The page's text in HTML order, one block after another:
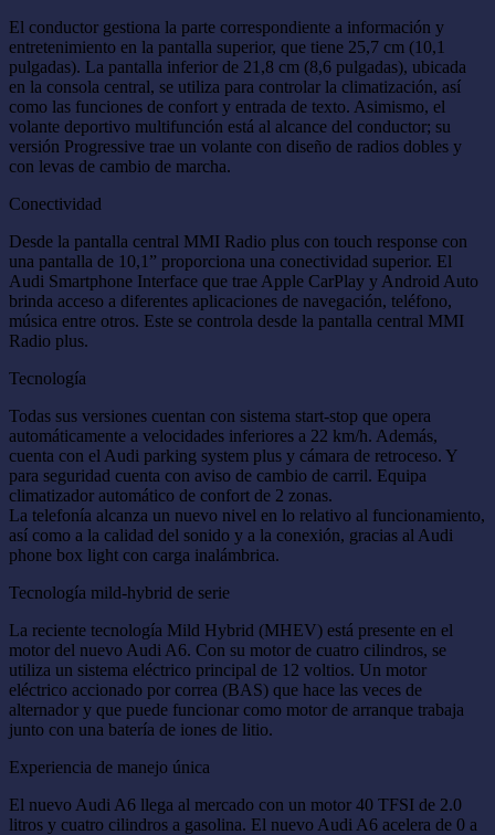
El conductor gestiona la parte correspondiente a información y
entretenimiento en la pantalla superior, que tiene 25,7 cm (10,1
pulgadas). La pantalla inferior de 21,8 cm (8,6 pulgadas), ubicada
en la consola central, se utiliza para controlar la climatización, así
como las funciones de confort y entrada de texto. Asimismo, el
volante deportivo multifunción está al alcance del conductor; su
versión Progressive trae un volante con diseño de radios dobles y
con levas de cambio de marcha.
Conectividad
Desde la pantalla central MMI Radio plus con touch response con
una pantalla de 10,1” proporciona una conectividad superior. El
Audi Smartphone Interface que trae Apple CarPlay y Android Auto
brinda acceso a diferentes aplicaciones de navegación, teléfono,
música entre otros. Este se controla desde la pantalla central MMI
Radio plus.
Tecnología
Todas sus versiones cuentan con sistema start-stop que opera
automáticamente a velocidades inferiores a 22 km/h. Además,
cuenta con el Audi parking system plus y cámara de retroceso. Y
para seguridad cuenta con aviso de cambio de carril. Equipa
climatizador automático de confort de 2 zonas.
La telefonía alcanza un nuevo nivel en lo relativo al funcionamiento,
así como a la calidad del sonido y a la conexión, gracias al Audi
phone box light con carga inalámbrica.
Tecnología mild-hybrid de serie
La reciente tecnología Mild Hybrid (MHEV) está presente en el
motor del nuevo Audi A6. Con su motor de cuatro cilindros, se
utiliza un sistema eléctrico principal de 12 voltios. Un motor
eléctrico accionado por correa (BAS) que hace las veces de
alternador y que puede funcionar como motor de arranque trabaja
junto con una batería de iones de litio.
Experiencia de manejo única
El nuevo Audi A6 llega al mercado con un motor 40 TFSI de 2.0
litros y cuatro cilindros a gasolina. El nuevo Audi A6 acelera de 0 a